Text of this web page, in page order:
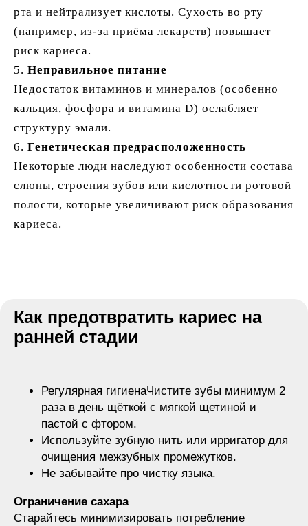
рта и нейтрализует кислоты. Сухость во рту
(например, из-за приёма лекарств) повышает
риск кариеса.
5. Неправильное питание
Недостаток витаминов и минералов (особенно
кальция, фосфора и витамина D) ослабляет
структуру эмали.
6. Генетическая предрасположенность
Некоторые люди наследуют особенности состава
слюны, строения зубов или кислотности ротовой
полости, которые увеличивают риск образования
кариеса.
Как предотвратить кариес на
ранней стадии
Регулярная гигиенаЧистите зубы минимум 2
раза в день щёткой с мягкой щетиной и
пастой с фтором.
Используйте зубную нить или ирригатор для
очищения межзубных промежутков.
Не забывайте про чистку языка.
Ограничение сахара
Старайтесь минимизировать потребление